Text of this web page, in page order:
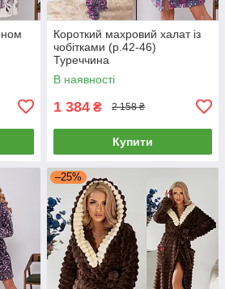
Короткий махровий халат із
чобітками (р.42-46)
Туреччина
В наявності
1 384 ₴ 2 158 ₴
Купити
–25%